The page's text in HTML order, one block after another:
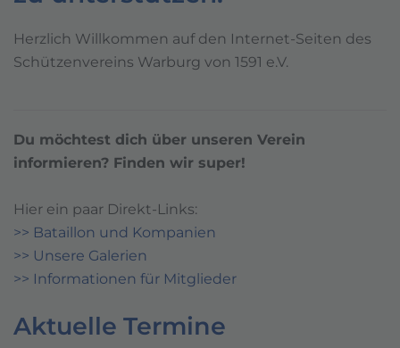
Herzlich Willkommen auf den Internet-Seiten des
Schützenvereins Warburg von 1591 e.V.
Du möchtest dich über unseren Verein
informieren? Finden wir super!
Hier ein paar Direkt-Links:
>> Bataillon und Kompanien
>> Unsere Galerien
>> Informationen für Mitglieder
Aktuelle Termine